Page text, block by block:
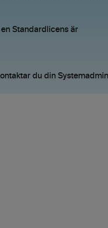
Standardlicens är
du din